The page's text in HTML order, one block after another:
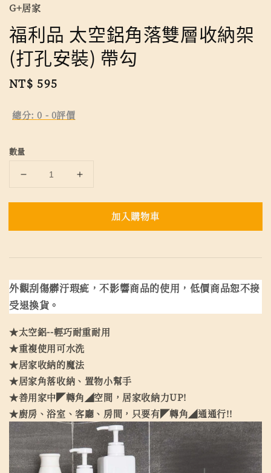
G+居家
福利品 太空鋁角落雙層收納架
(打孔安裝) 帶勾
Regular
NT$ 595
總分:0 - 0評價
數量
加入購物車
外觀刮傷髒汙瑕疵，不影響商品的使用，低價商品恕不接
受退換貨。
★太空鋁--輕巧耐重耐用
★重複使用可水洗
★居家收納的魔法
★居家角落收納、置物小幫手
★善用家中◤轉角◢空間，居家收納力UP!
★廚房、浴室、客廳、房間，只要有◤轉角◢通通行!!